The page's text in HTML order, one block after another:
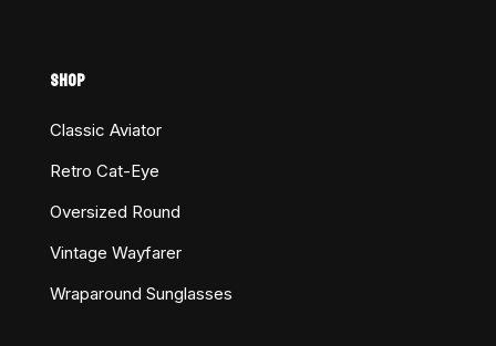
SHOP
Classic Aviator
Retro Cat-Eye
Oversized Round
Vintage Wayfarer
Wraparound Sunglasses